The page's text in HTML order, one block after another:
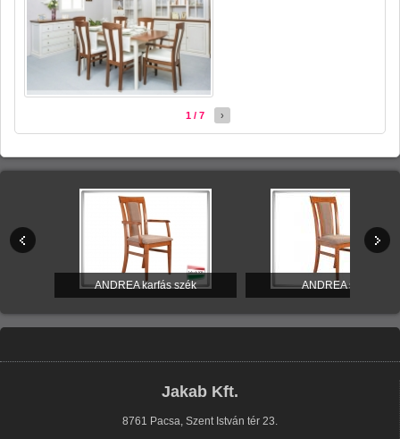
1 / 7 ›
ANDREA karfás szék ANDREA szék
Jakab Kft.
8761 Pacsa, Szent István tér 23.